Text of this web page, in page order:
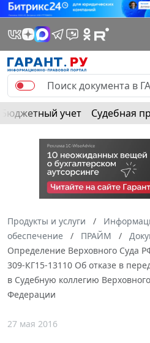
Бюджетный учет Судебная
Продукты и услуги
обеспечение
ПРАЙМ
Определение Верховного Суда
309-КГ15-13110 Об отказе в
в Судебную коллегию
Федерации
27 мая 2016